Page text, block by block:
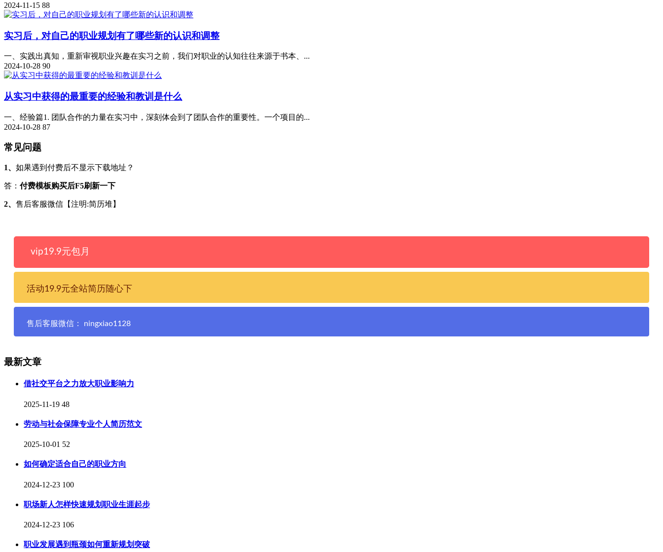
2024-11-15 88
实习后，对自己的职业规划有了哪些新的认识和调整
一、实践出真知，重新审视职业兴趣在实习之前，我们对职业的认知往往来源于书本、...
2024-10-28 90
从实习中获得的最重要的经验和教训是什么
一、经验篇1. 团队合作的力量在实习中，深刻体会到了团队合作的重要性。一个项目的...
2024-10-28 87
常见问题
1、 如果遇到付费后不显示下载地址？
答： 付费模板购买后F5刷新一下
2、 售后客服微信【注明:简历堆】
vip19.9元包月
活动19.9元全站简历随心下
售后客服微信： ningxiao1128
最新文章
借社交平台之力放大职业影响力
2025-11-19 48
劳动与社会保障专业个人简历范文
2025-10-01 52
如何确定适合自己的职业方向
2024-12-23 100
职场新人怎样快速规划职业生涯起步
2024-12-23 106
职业发展遇到瓶颈如何重新规划突破